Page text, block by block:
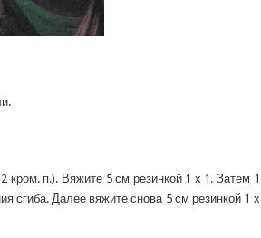
кром. п.). Вяжите 5 см резинкой 1 х 1. Затем 1
сгиба. Далее вяжите снова 5 см резинкой 1 х